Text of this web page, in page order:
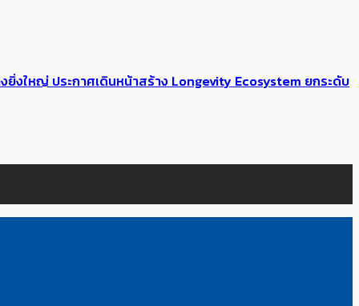
งใหญ่ ประกาศเดินหน้าสร้าง Longevity Ecosystem ยกระดับ